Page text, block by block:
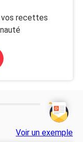
vos recettes
Voir un exemple